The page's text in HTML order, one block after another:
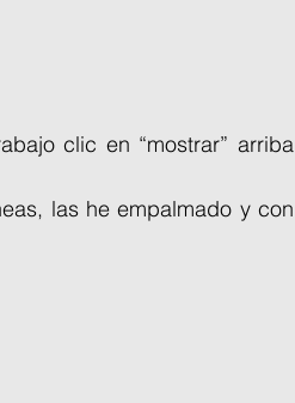
clic en “mostrar” arriba
las he empalmado y con